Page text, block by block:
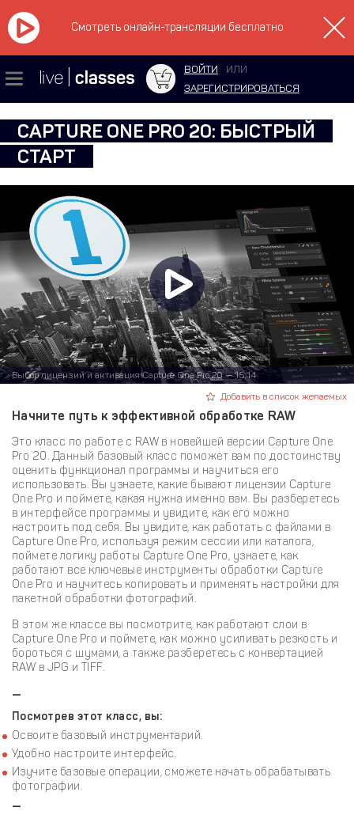
Смотреть онлайн-трансляции бесплатно
ВОЙТИ
ИЛИ
ЗАРЕГИСТРИРОВАТЬСЯ
CAPTURE ONE PRO 20: БЫСТРЫЙ
СТАРТ
Выбор лицензии и активация Capture One Pro 20 — 15:14
Добавить в список желаемых
Начните путь к эффективной обработке RAW
Это класс по работе с RAW в новейшей версии Capture One
Pro 20. Данный базовый класс поможет вам по достоинству
оценить функционал программы и научиться его
использовать. Вы узнаете, какие бывают лицензии Capture
One Pro и поймете, какая нужна именно вам. Вы разберетесь
в интерфейсе программы и увидите, как его можно
настроить под себя. Вы увидите, как работать с файлами в
Capture One Pro, используя режим сессии или каталога,
поймете логику работы Capture One Pro, узнаете, как
работают все ключевые инструменты обработки Capture
One Pro и научитесь копировать и применять настройки для
пакетной обработки фотографий.
В этом же классе вы посмотрите, как работают слои в
Capture One Pro и поймете, как можно усиливать резкость и
бороться с шумами, а также разберетесь с конвертацией
RAW в JPG и TIFF.
—
Посмотрев этот класс, вы:
Освоите базовый инструментарий.
Удобно настроите интерфейс.
Изучите базовые операции, сможете начать обрабатывать
фотографии.
—